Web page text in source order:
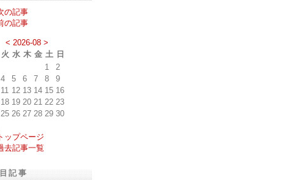
の記事
の記事
< 2026-08 >
火 水 木 金 土 日
1
2
4 5 6 7 8
9
11 12 13 14 15 16
18 19 20 21 22 23
25 26 27 28 29 30
ップページ
去記事一覧
記事